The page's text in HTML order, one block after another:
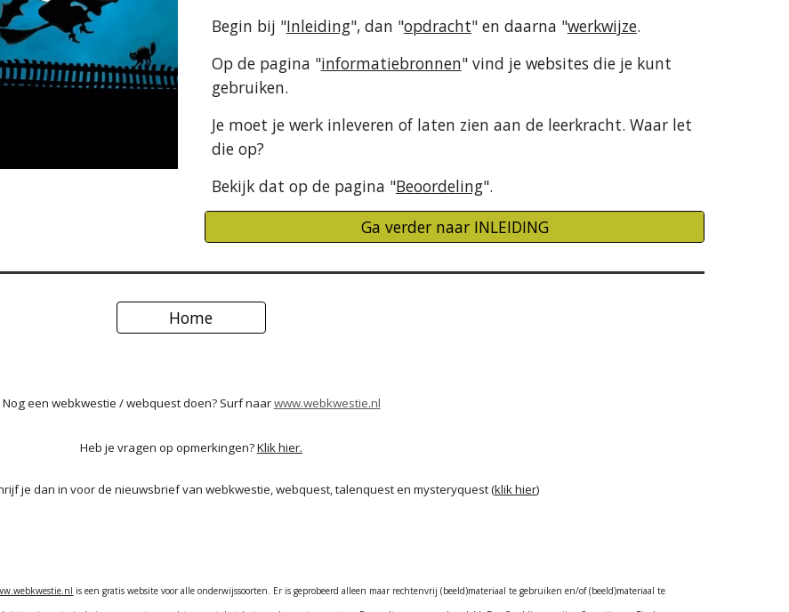
Begin bij "Inleiding", dan "opdracht" en daarna "werkwijze.
Op de pagina "informatiebronnen" vind je websites die je kunt
gebruiken.
Je moet je werk inleveren of laten zien aan de leerkracht. Waar let
die op?
Bekijk dat op de pagina "Beoordeling".
Ga verder naar INLEIDING
Home
Nog een webkwestie / webquest doen? Surf naarwww.webkwestie.nl
Heb je vragen op opmerkingen?Klik hier.
je dan in voor de nieuwsbrief van webkwestie, webquest, talenquest en mysteryquest (klik hier)
is een gratis website voor alle onderwijssoorten. Er is geprobeerd alleen maar rechtenvrij (beeld)materiaal te gebruiken en/of (beeld)materiaal te